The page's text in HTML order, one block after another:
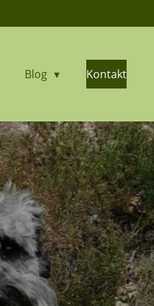
Blog Kontakt